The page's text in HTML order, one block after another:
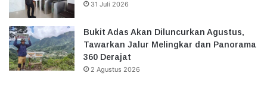
31 Juli 2026
Bukit Adas Akan Diluncurkan Agustus,
Tawarkan Jalur Melingkar dan Panorama
360 Derajat
2 Agustus 2026